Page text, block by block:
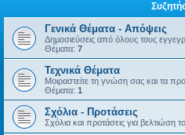
Γενικά Θέματα - Απόψεις
Δημοσιεύσεις από όλους τους
Θέματα: 7
Τεχνικά Θέματα
Μοιραστείτε τη γνώση σας και τα
Θέματα: 1
Σχόλια - Προτάσεις
Σχόλια και προτάσεις για βελτιώση